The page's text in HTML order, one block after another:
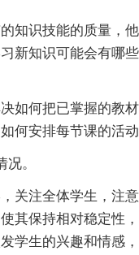
识技能的质量，他
新知识可能会有哪
何把已掌握的教材
何安排每节课的活动
。
注全体学生，注意
其保持相对稳定性
学生的兴趣和情感